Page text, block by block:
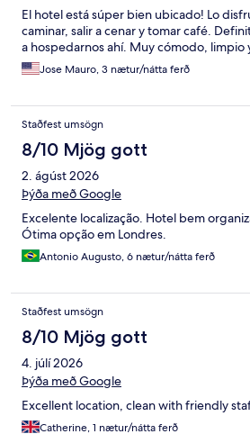
El hotel está súper bien ubicado! Lo
caminar, salir a cenar y tomar café.
a hospedarnos ahí. Muy cómodo, limpio
Jose Mauro, 3 nætur/nátta ferð
Staðfest umsögn
8/10 Mjög gott
2. ágúst 2026
Þýða með Google
Excelente localização. Hotel bem
Ótima opção em Londres.
Antonio Augusto, 6 nætur/nátta ferð
Staðfest umsögn
8/10 Mjög gott
4. júlí 2026
Þýða með Google
Excellent location, clean with friendly
Catherine, 1 nætur/nátta ferð